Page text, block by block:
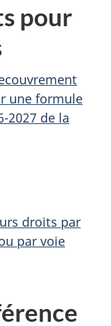
pour
une formule
2027 de la
droits par
par voie